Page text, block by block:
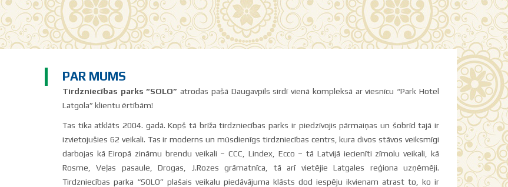
PAR MUMS
Tirdzniecības parks “SOLO” atrodas pašā Daugavpils sirdī vienā kompleksā ar viesnīcu “Park Hotel
Latgola” klientu ērtībām!
Tas tika atklāts 2004. gadā. Kopš tā brīža tirdzniecības parks ir piedzīvojis pārmaiņas un šobrīd tajā ir
izvietojušies 62 veikali. Tas ir moderns un mūsdienīgs tirdzniecības centrs, kura divos stāvos veiksmīgi
darbojas kā Eiropā zināmu brendu veikali – CCC, Lindex, Ecco – tā Latvijā iecienīti zīmolu veikali, kā
Rosme, Veļas pasaule, Drogas, J.Rozes grāmatnīca, tā arī vietējie Latgales reģiona uzņēmēji.
Tirdzniecības parka “SOLO” plašais veikalu piedāvājuma klāsts dod iespēju ikvienam atrast to, ko ir